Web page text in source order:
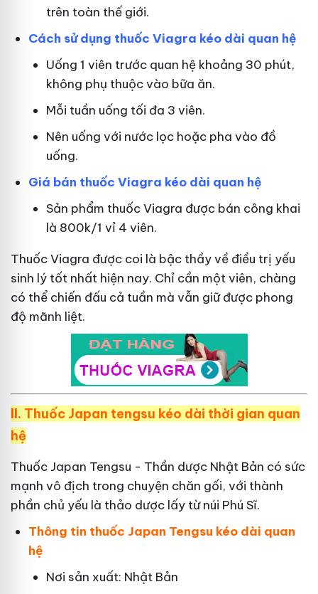
trên toàn thế giới.
Cách sử dụng thuốc Viagra kéo dài quan hệ
Uống 1 viên trước quan hệ khoảng 30 phút,
không phụ thuộc vào bữa ăn.
Mỗi tuần uống tối đa 3 viên.
Nên uống với nước lọc hoặc pha vào đồ
uống.
Giá bán thuốc Viagra kéo dài quan hệ
Sản phẩm thuốc Viagra được bán công khai
là 800k/1 vỉ 4 viên.
Thuốc Viagra được coi là bậc thầy về điều trị yếu
sinh lý tốt nhất hiện nay. Chỉ cần một viên, chàng
có thể chiến đấu cả tuần mà vẫn giữ được phong
độ mãnh liệt.
II. Thuốc Japan tengsu kéo dài thời gian quan
hệ
Thuốc Japan Tengsu - Thần dược Nhật Bản có sức
mạnh vô địch trong chuyện chăn gối, với thành
phần chủ yếu là thảo dược lấy từ núi Phú Sĩ.
Thông tin thuốc Japan Tengsu kéo dài quan
hệ
Nơi sản xuất: Nhật Bản